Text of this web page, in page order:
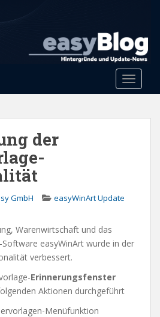
Toggle
der
GmbH easyWinArt Update
Warenwirtschaft und das
Software easyWinArt wurde in der
verbessert.
Erinnerungsfenster
Aktionen durchgeführt
Menüfunktion